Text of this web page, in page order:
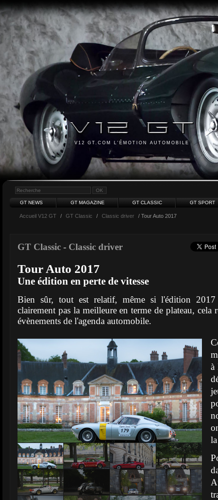
V12 GT.COM L'ÉMOTION AUTOMOBILE
GT NEWS GT MAGAZINE GT CLASSIC GT SPORT
Accueil V12 GT / GT Classic / Classic driver / Tour Auto 2017
GT Classic - Classic driver
Tour Auto 2017
Une édition en perte de vitesse
Bien sûr, tout est relatif, même si l'édition
clairement pas la meilleure en terme de plateau, cela
évènements de l'agenda automobile.
à